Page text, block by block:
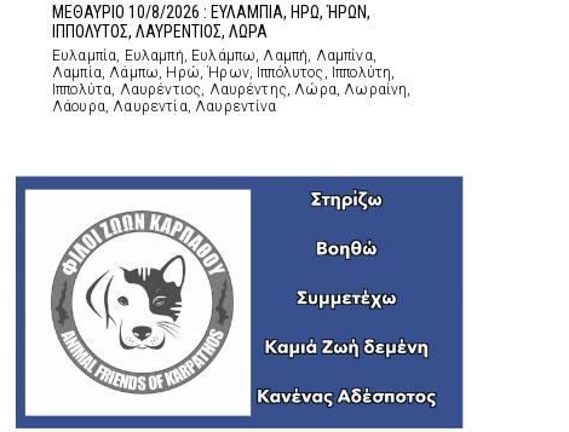
ΜΕΘΑΥΡΙΟ 10/8/2026 : ΕΥΛΑΜΠΙΑ, ΗΡΩ, ΉΡΩΝ,
ΙΠΠΟΛΥΤΟΣ, ΛΑΥΡΕΝΤΙΟΣ, ΛΩΡΑ
Ευλαμπία, Ευλαμπή, Ευλάμπω, Λαμπή, Λαμπίνα,
Λαμπία, Λάμπω, Ηρώ, Ήρων, Ιππόλυτος, Ιππολύτη,
Ιππολύτα, Λαυρέντιος, Λαυρέντης, Λώρα, Λωραίνη,
Λάουρα, Λαυρεντία, Λαυρεντίνα